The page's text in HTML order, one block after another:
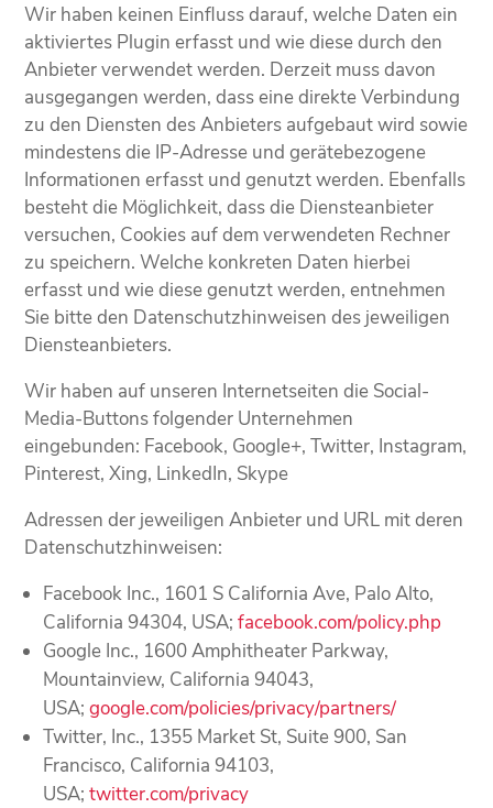
Wir haben keinen Einfluss darauf, welche Daten ein
aktiviertes Plugin erfasst und wie diese durch den
Anbieter verwendet werden. Derzeit muss davon
ausgegangen werden, dass eine direkte Verbindung
zu den Diensten des Anbieters aufgebaut wird sowie
mindestens die IP-Adresse und gerätebezogene
Informationen erfasst und genutzt werden. Ebenfalls
besteht die Möglichkeit, dass die Diensteanbieter
versuchen, Cookies auf dem verwendeten Rechner
zu speichern. Welche konkreten Daten hierbei
erfasst und wie diese genutzt werden, entnehmen
Sie bitte den Datenschutzhinweisen des jeweiligen
Diensteanbieters.
Wir haben auf unseren Internetseiten die Social-
Media-Buttons folgender Unternehmen
eingebunden: Facebook, Google+, Twitter, Instagram,
Pinterest, Xing, LinkedIn, Skype
Adressen der jeweiligen Anbieter und URL mit deren
Datenschutzhinweisen:
Facebook Inc., 1601 S California Ave, Palo Alto,
California 94304, USA;facebook.com/policy.php
Google Inc., 1600 Amphitheater Parkway,
Mountainview, California 94043,
USA;google.com/policies/privacy/partners/
Twitter, Inc., 1355 Market St, Suite 900, San
Francisco, California 94103,
USA;twitter.com/privacy